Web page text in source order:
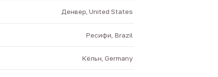
Денвер, United States
Ресифи, Brazil
Кёльн, Germany